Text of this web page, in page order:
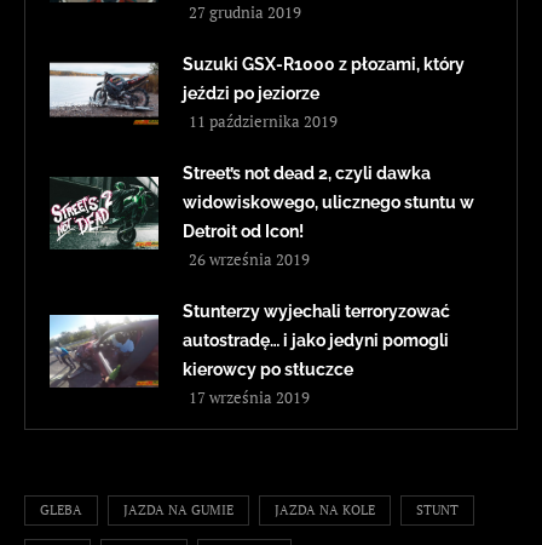
27 grudnia 2019
Suzuki GSX-R1000 z płozami, który
jeździ po jeziorze
11 października 2019
Street’s not dead 2, czyli dawka
widowiskowego, ulicznego stuntu w
Detroit od Icon!
26 września 2019
Stunterzy wyjechali terroryzować
autostradę… i jako jedyni pomogli
kierowcy po stłuczce
17 września 2019
GLEBA JAZDA NA GUMIE JAZDA NA KOLE STUNT